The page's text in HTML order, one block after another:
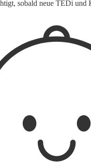
sobald neue TEDi und